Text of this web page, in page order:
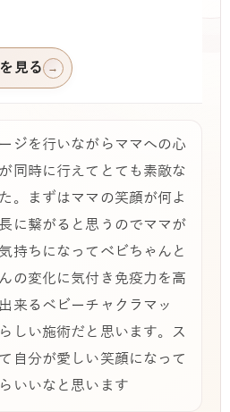
見る →
ジを行いながらママへの心
同時に行えてとても素敵な
。まずはママの笑顔が何よ
に繋がると思うのでママが
持ちになってべビちゃんと
の変化に気付き免疫力を高
来るベビーチャクラマッ
しい施術だと思います。ス
自分が愛しい笑顔になって
いいなと思います